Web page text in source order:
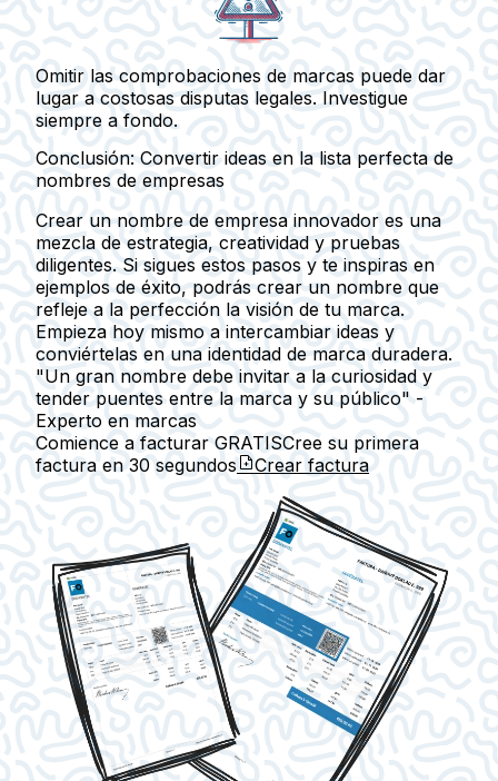
Omitir las comprobaciones de marcas puede dar
lugar a costosas disputas legales. Investigue
siempre a fondo.
Conclusión: Convertir ideas en la lista perfecta de
nombres de empresas
Crear un nombre de empresa innovador es una
mezcla de estrategia, creatividad y pruebas
diligentes. Si sigues estos pasos y te inspiras en
ejemplos de éxito, podrás crear un nombre que
refleje a la perfección la visión de tu marca.
Empieza hoy mismo a intercambiar ideas y
conviértelas en una identidad de marca duradera.
"Un gran nombre debe invitar a la curiosidad y
tender puentes entre la marca y su público" -
Experto en marcas
Comience a facturar GRATISCree su primera
factura en 30 segundos Crear factura